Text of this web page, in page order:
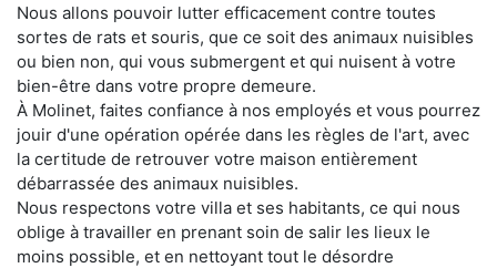
Nous allons pouvoir lutter efficacement contre toutes
sortes de rats et souris, que ce soit des animaux nuisibles
ou bien non, qui vous submergent et qui nuisent à votre
bien-être dans votre propre demeure.
À Molinet, faites confiance à nos employés et vous pourrez
jouir d'une opération opérée dans les règles de l'art, avec
la certitude de retrouver votre maison entièrement
débarrassée des animaux nuisibles.
Nous respectons votre villa et ses habitants, ce qui nous
oblige à travailler en prenant soin de salir les lieux le
moins possible, et en nettoyant tout le désordre